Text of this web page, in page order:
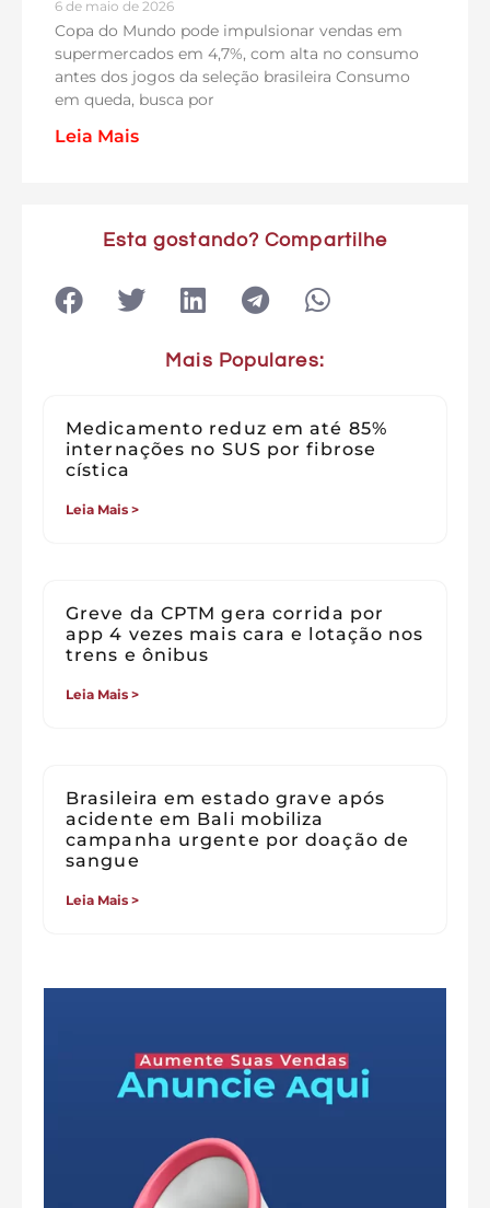
6 de maio de 2026
Copa do Mundo pode impulsionar vendas em
supermercados em 4,7%, com alta no consumo
antes dos jogos da seleção brasileira Consumo
em queda, busca por
Leia Mais
Esta gostando? Compartilhe
Mais Populares:
Medicamento reduz em até 85%
internações no SUS por fibrose
cística
Leia Mais >
Greve da CPTM gera corrida por
app 4 vezes mais cara e lotação nos
trens e ônibus
Leia Mais >
Brasileira em estado grave após
acidente em Bali mobiliza
campanha urgente por doação de
sangue
Leia Mais >